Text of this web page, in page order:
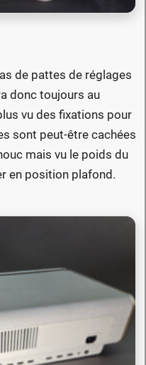
de pattes de réglages
donc toujours au
vu des fixations pour
sont peut-être cachées
mais vu le poids du
en position plafond.